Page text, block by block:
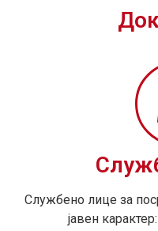
Службено лице за
јавен карактер: